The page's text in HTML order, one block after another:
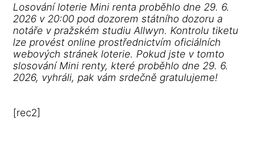
Losování loterie Mini renta proběhlo dne 29. 6.
2026 v 20:00 pod dozorem státního dozoru a
notáře v pražském studiu Allwyn. Kontrolu tiketu
lze provést online prostřednictvím oficiálních
webových stránek loterie. Pokud jste v tomto
slosování Mini renty, které proběhlo dne 29. 6.
2026, vyhráli, pak vám srdečně gratulujeme!
[rec2]